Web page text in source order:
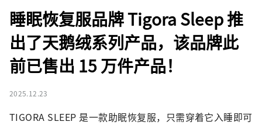
睡眠恢复服品牌 Tigora Sleep 推
出了天鹅绒系列产品，该品牌此
前已售出 15 万件产品！
2025.12.23
TIGORA SLEEP 是一款助眠恢复服，只需穿着它入睡即可